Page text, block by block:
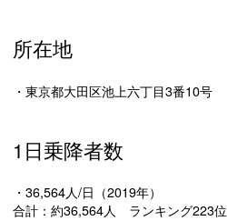
所在地
・東京都大田区池上六丁目3番10号
1日乗降者数
・36,564人/日（2019年）
合計：約36,564人 ランキング223位